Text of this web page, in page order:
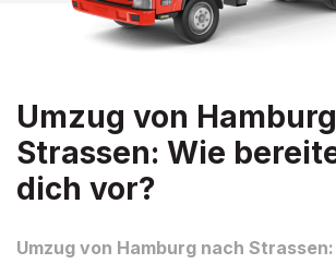
Umzug von
Strassen: Wie
dich vor?
Umzug von Hamburg nach